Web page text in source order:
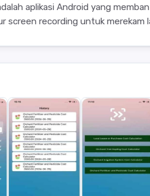
aplikasi Android yang
screen recording untuk merekam